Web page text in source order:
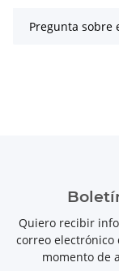
Pregunta sobre
Quiero recibir
correo
momento de